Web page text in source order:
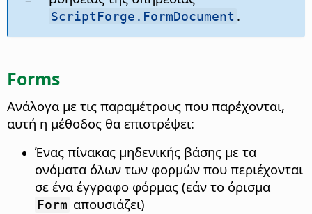
ScriptForge.FormDocument .
Forms
Ανάλογα με τις παραμέτρους που παρέχονται,
αυτή η μέθοδος θα επιστρέψει:
Ένας πίνακας μηδενικής βάσης με τα
ονόματα όλων των φορμών που περιέχονται
σε ένα έγγραφο φόρμας (εάν το όρισμα
Form απουσιάζει)